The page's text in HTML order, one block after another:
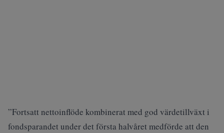
”Fortsatt nettoinflöde kombinerat med god värdetillväxt i
fondsparandet under det första halvåret medförde att den